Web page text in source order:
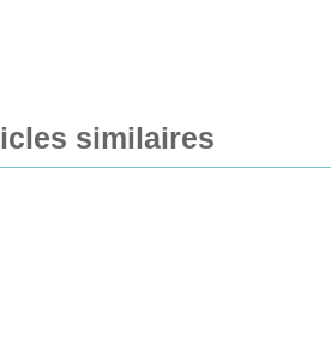
similaires